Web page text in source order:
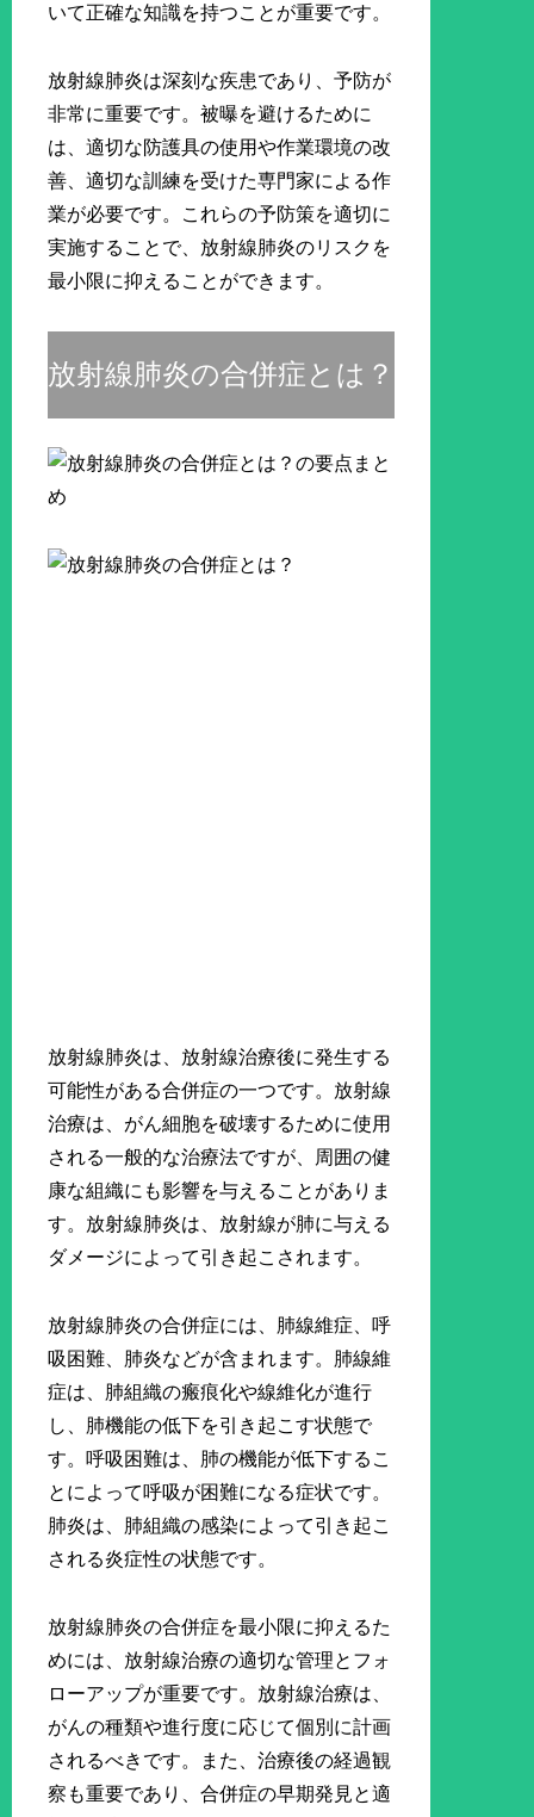
いて正確な知識を持つことが重要です。
放射線肺炎は深刻な疾患であり、予防が
非常に重要です。被曝を避けるために
は、適切な防護具の使用や作業環境の改
善、適切な訓練を受けた専門家による作
業が必要です。これらの予防策を適切に
実施することで、放射線肺炎のリスクを
最小限に抑えることができます。
放射線肺炎の合併症とは？
放射線肺炎は、放射線治療後に発生する
可能性がある合併症の一つです。放射線
治療は、がん細胞を破壊するために使用
される一般的な治療法ですが、周囲の健
康な組織にも影響を与えることがありま
す。放射線肺炎は、放射線が肺に与える
ダメージによって引き起こされます。
放射線肺炎の合併症には、肺線維症、呼
吸困難、肺炎などが含まれます。肺線維
症は、肺組織の瘢痕化や線維化が進行
し、肺機能の低下を引き起こす状態で
す。呼吸困難は、肺の機能が低下するこ
とによって呼吸が困難になる症状です。
肺炎は、肺組織の感染によって引き起こ
される炎症性の状態です。
放射線肺炎の合併症を最小限に抑えるた
めには、放射線治療の適切な管理とフォ
ローアップが重要です。放射線治療は、
がんの種類や進行度に応じて個別に計画
されるべきです。また、治療後の経過観
察も重要であり、合併症の早期発見と適